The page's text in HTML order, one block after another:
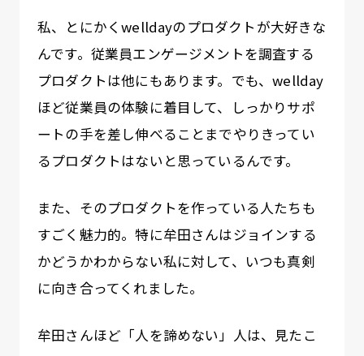
私、とにかくwelldayのプロダクトが大好きな
んです。従業員エンゲージメントを調査する
プロダクトは他にもあります。でも、wellday
ほど従業員の体験に着目して、しっかりサポ
ートの手を差し伸べることまでやりきってい
るプロダクトはないと思っているんです。
また、そのプロダクトを作っている人たちも
すごく魅力的。特に牟田さんはジョインする
かどうかわからない私に対して、いつも真剣
に向き合ってくれました。
牟田さんほど「人を諦めない」人は、見たこ